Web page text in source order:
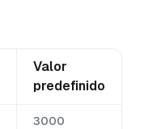
Valor
predefinido
3000